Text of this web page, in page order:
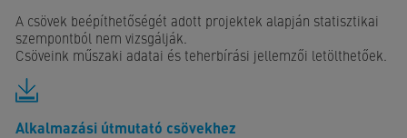
A csövek beépíthetőségét adott projektek alapján statisztikai
szempontból nem vizsgálják.
Csöveink műszaki adatai és teherbírási jellemzői letölthetőek.
Alkalmazási útmutató csövekhez